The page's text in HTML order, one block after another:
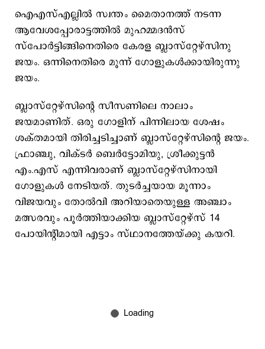
ഐഎസ്എല്ലില്‍ സ്വന്തം മൈതാനത്ത് നടന്ന
ആവേശപ്പോരാട്ടത്തില്‍ മുഹമ്മദൻസ്
സ്പോര്‍ട്ടിങ്ങിനെതിരെ കേരള ബ്ലാസ്റ്റേഴ്സിനു
ജയം. ഒന്നിനെതിരെ മൂന്ന് ഗോളുകള്‍ക്കായിരുന്നു
ജയം.
ബ്ലാസ്റ്റേഴ്‌സിന്റെ സീസണിലെ നാലാം
ജയമാണിത്. ഒരു ഗോളിന് പിന്നിലായ ശേഷം
ശക്തമായി തിരിച്ചടിച്ചാണ് ബ്ലാസ്റ്റേഴ്‌സിന്റെ ജയം.
ഫ്രാഞ്ചു, വിക്ടർ ബെർട്ടോമിയു, ശ്രീക്കുട്ടൻ
എം.എസ് എന്നിവരാണ് ബ്ലാസ്റ്റേഴ്‌സിനായി
ഗോളുകൾ നേടിയത്. തുടർച്ചയായ മൂന്നാം
വിജയവും തോൽവി അറിയാതെയുള്ള അഞ്ചാം
മത്സരവും പൂർത്തിയാക്കിയ ബ്ലാസ്റ്റേഴ്സ് 14
പോയിന്റിമായി എട്ടാം സ്ഥാനത്തേയ്ക്കു കയറി.